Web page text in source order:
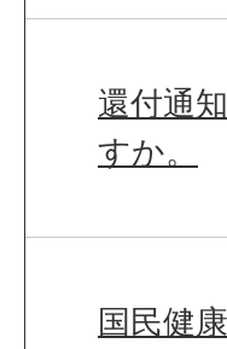
還付通
すか。
国民健